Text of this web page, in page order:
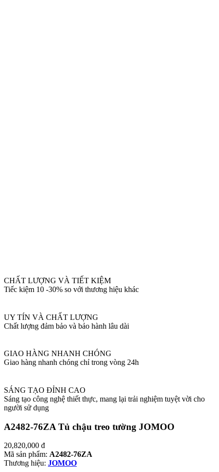
CHẤT LƯỢNG VÀ TIẾT KIỆM
Tiếc kiệm 10 -30% so với thương hiệu khác
UY TÍN VÀ CHẤT LƯỢNG
Chất lượng đảm bảo và bảo hành lâu dài
GIAO HÀNG NHANH CHÓNG
Giao hàng nhanh chóng chỉ trong vòng 24h
SÁNG TẠO ĐỈNH CAO
Sáng tạo công nghệ thiết thực, mang lại trải nghiệm tuyệt vời cho
người sử dụng
A2482-76ZA Tủ chậu treo tường JOMOO
20,820,000 đ
Mã sản phẩm: A2482-76ZA
Thương hiệu: JOMOO